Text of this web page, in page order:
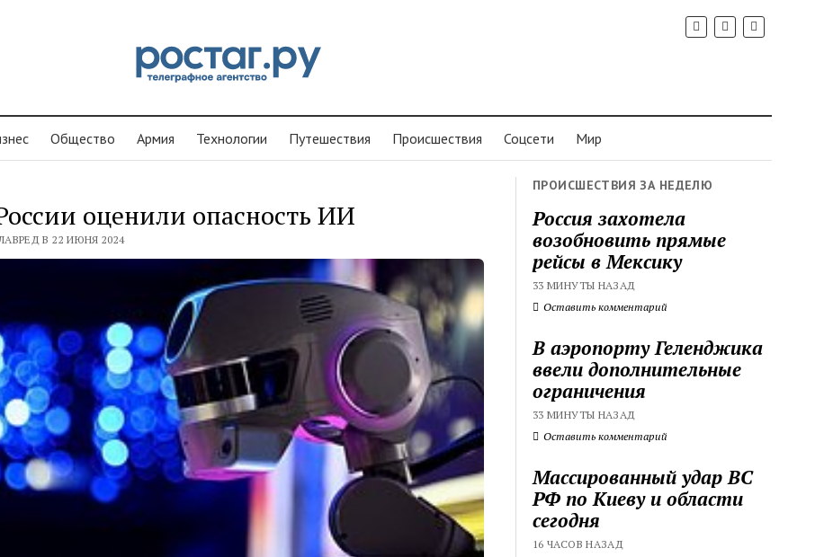
Общество Армия Технологии Путешествия Проиcшествия Соцсети Мир
оценили опасность ИИ
В 22 ИЮНЯ 2024
ПРОИСШЕСТВИЯ ЗА НЕДЕЛЮ
Россия захотела
возобновить прямые
рейсы в Мексику
33 МИНУТЫ НАЗАД
Оставить комментарий
В аэропорту Геленджика
ввели дополнительные
ограничения
33 МИНУТЫ НАЗАД
Оставить комментарий
Массированный удар ВС
РФ по Киеву и области
сегодня
16 ЧАСОВ НАЗАД